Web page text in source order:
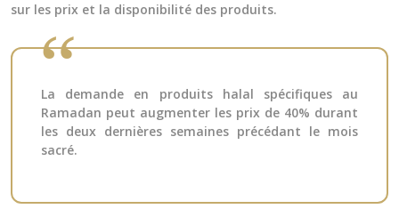
sur les prix et la disponibilité des produits.
La demande en produits halal spécifiques au
Ramadan peut augmenter les prix de 40% durant
les deux dernières semaines précédant le mois
sacré.